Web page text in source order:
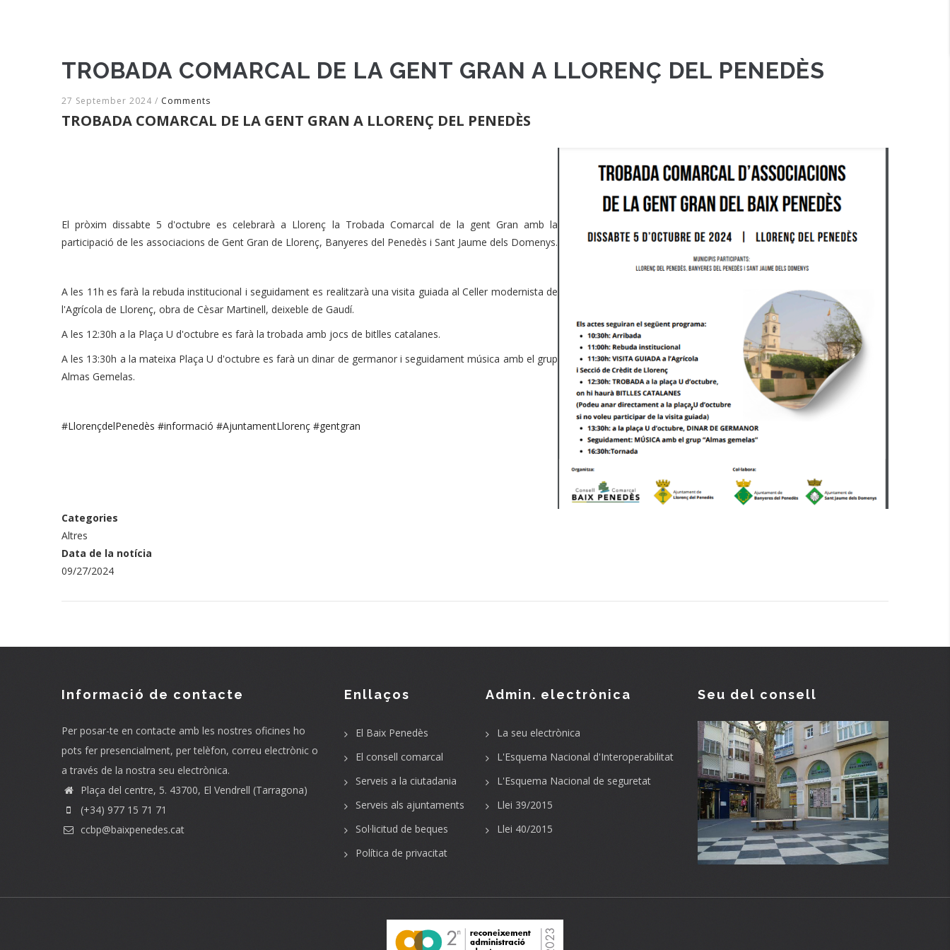
TROBADA COMARCAL DE LA GENT GRAN A LLORENÇ DEL PENEDÈS
27 September 2024 / Comments
TROBADA COMARCAL DE LA GENT GRAN A LLORENÇ DEL PENEDÈS
El pròxim dissabte 5 d'octubre es celebrarà a Llorenç la Trobada Comarcal de la gent Gran amb la
participació de les associacions de Gent Gran de Llorenç, Banyeres del Penedès i Sant Jaume dels Domenys.
A les 11h es farà la rebuda institucional i seguidament es realitzarà una visita guiada al Celler modernista de
l'Agrícola de Llorenç, obra de Cèsar Martinell, deixeble de Gaudí.
A les 12:30h a la Plaça U d'octubre es farà la trobada amb jocs de bitlles catalanes.
A les 13:30h a la mateixa Plaça U d'octubre es farà un dinar de germanor i seguidament música amb el grup
Almas Gemelas.
#LlorençdelPenedès #informació #AjuntamentLlorenç #gentgran
Categories
Altres
Data de la notícia
09/27/2024
Informació de contacte
Per posar-te en contacte amb les nostres oficines ho
pots fer presencialment, per telèfon, correu electrònic o
a través de la nostra seu electrònica.
Plaça del centre, 5. 43700, El Vendrell (Tarragona)
(+34) 977 15 71 71
ccbp@baixpenedes.cat
Enllaços
El Baix Penedès
El consell comarcal
Serveis a la ciutadania
Serveis als ajuntaments
Sol·licitud de beques
Política de privacitat
Admin. electrònica
La seu electrònica
L'Esquema Nacional d'Interoperabilitat
L'Esquema Nacional de seguretat
Llei 39/2015
Llei 40/2015
Seu del consell